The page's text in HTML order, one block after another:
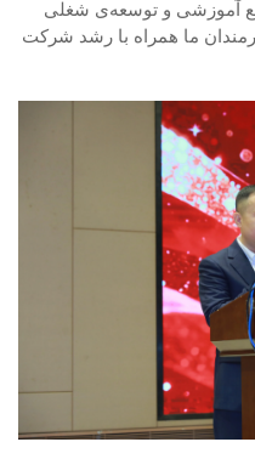
آموزشی و توسعه‌ی شغلی
ما همراه با رشد شرکت